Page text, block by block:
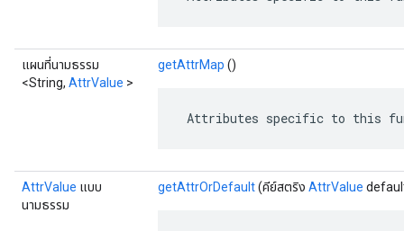
แผนที่นามธรรม
<String, AttrValue >
getAttrMap ()
Attributes specific to this
AttrValue แบบ
นามธรรม
getAttrOrDefault(คีย์สตริง AttrValue